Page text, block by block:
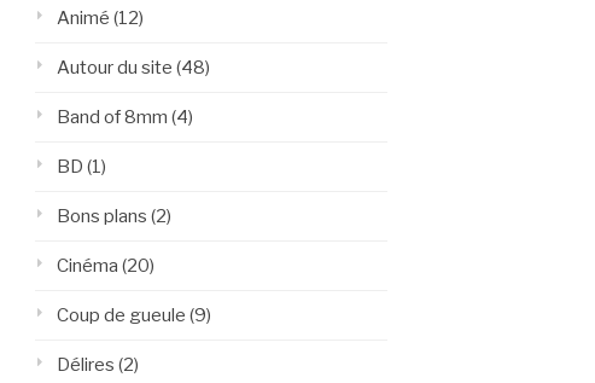
Animé (12)
Autour du site (48)
Band of 8mm (4)
BD (1)
Bons plans (2)
Cinéma (20)
Coup de gueule (9)
Délires (2)